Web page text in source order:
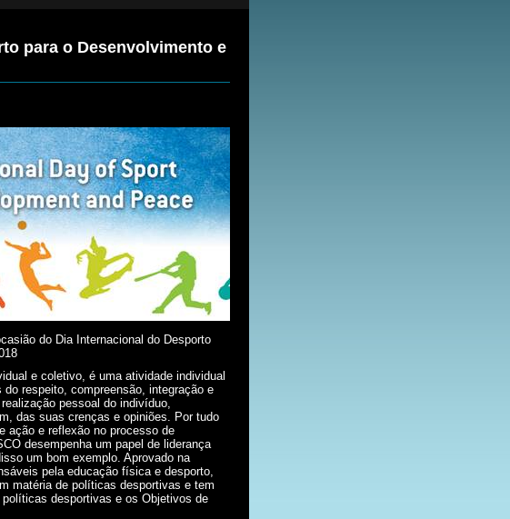
para o Desenvolvimento e
do Dia Internacional do Desporto
e coletivo, é uma atividade individual
respeito, compreensão, integração e
pessoal do indivíduo,
das suas crenças e opiniões. Por tudo
ação e reflexão no processo de
desempenha um papel de liderança
um bom exemplo. Aprovado na
pela educação física e desporto,
matéria de políticas desportivas e tem
desportivas e os Objetivos de